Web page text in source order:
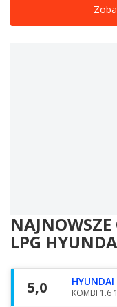
LPG
5,0 KOMBI 1.6